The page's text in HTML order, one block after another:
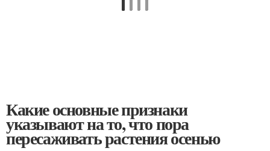
Какие основные признаки
указывают на то, что пора
пересаживать растения осенью